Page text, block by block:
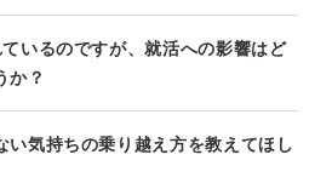
いるのですが、就活への影響はど
か？
い気持ちの乗り越え方を教えてほし